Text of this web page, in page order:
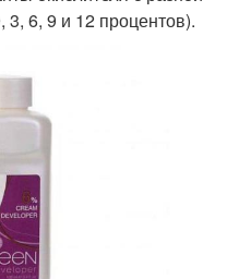
3, 6, 9 и 12 процентов).